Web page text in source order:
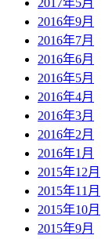
2016年9月
2016年7月
2016年6月
2016年5月
2016年4月
2016年3月
2016年2月
2016年1月
2015年12月
2015年11月
2015年10月
2015年9月